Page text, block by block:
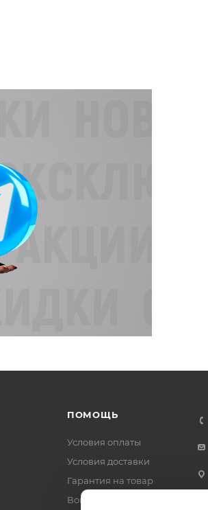
ПОМОЩЬ
Условия оплаты
Условия доставки
Гарантия на товар
Вопрос-ответ